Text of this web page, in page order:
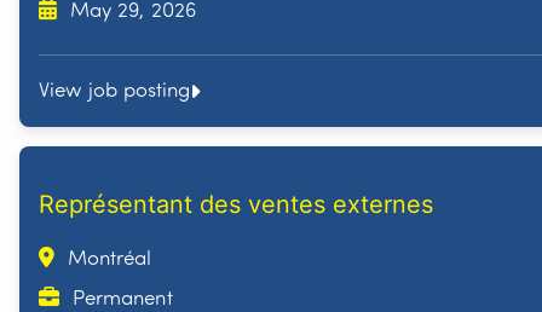
May 29, 2026
View job posting
Représentant des ventes externes
Montréal
Permanent